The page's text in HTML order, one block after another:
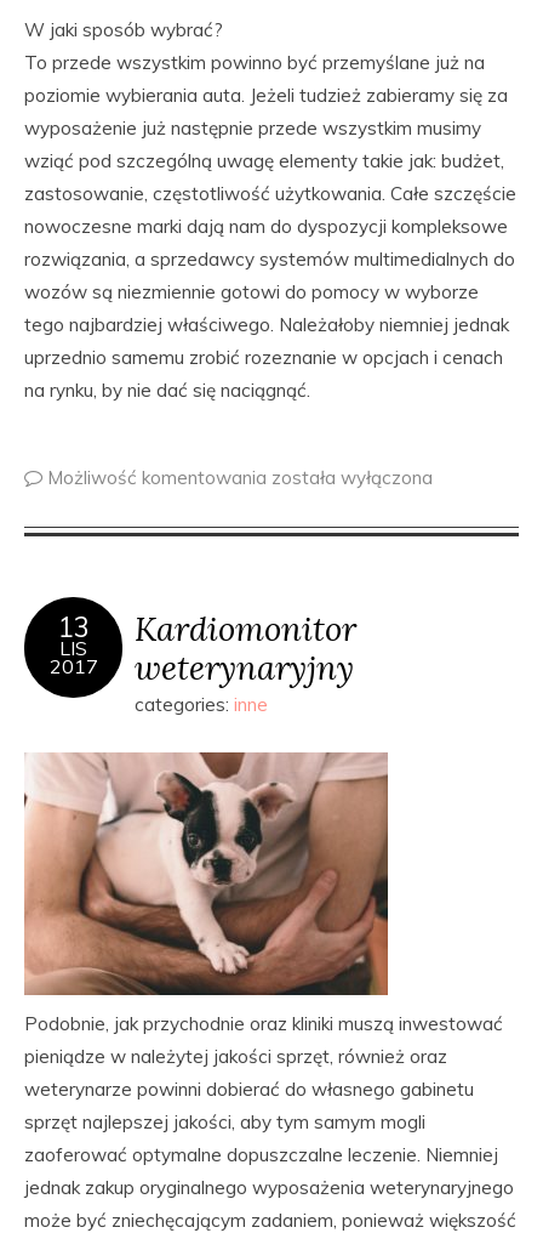
W jaki sposób wybrać?
To przede wszystkim powinno być przemyślane już na
poziomie wybierania auta. Jeżeli tudzież zabieramy się za
wyposażenie już następnie przede wszystkim musimy
wziąć pod szczególną uwagę elementy takie jak: budżet,
zastosowanie, częstotliwość użytkowania. Całe szczęście
nowoczesne marki dają nam do dyspozycji kompleksowe
rozwiązania, a sprzedawcy systemów multimedialnych do
wozów są niezmiennie gotowi do pomocy w wyborze
tego najbardziej właściwego. Należałoby niemniej jednak
uprzednio samemu zrobić rozeznanie w opcjach i cenach
na rynku, by nie dać się naciągnąć.
Możliwość komentowania została wyłączona
13
LIS
2017
Kardiomonitor
weterynaryjny
categories: inne
Podobnie, jak przychodnie oraz kliniki muszą inwestować
pieniądze w należytej jakości sprzęt, również oraz
weterynarze powinni dobierać do własnego gabinetu
sprzęt najlepszej jakości, aby tym samym mogli
zaoferować optymalne dopuszczalne leczenie. Niemniej
jednak zakup oryginalnego wyposażenia weterynaryjnego
może być zniechęcającym zadaniem, ponieważ większość